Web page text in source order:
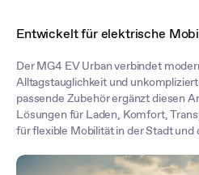
Entwickelt für elektrische
Der MG4 EV Urban verbindet
Alltagstauglichkeit und
passende Zubehör ergänzt diesen
Lösungen für Laden, Komfort,
für flexible Mobilität in der Stadt und